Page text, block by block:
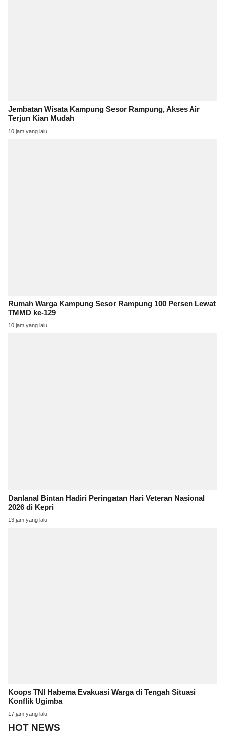
Jembatan Wisata Kampung Sesor Rampung, Akses Air
Terjun Kian Mudah
10 jam yang lalu
Rumah Warga Kampung Sesor Rampung 100 Persen Lewat
TMMD ke-129
10 jam yang lalu
Danlanal Bintan Hadiri Peringatan Hari Veteran Nasional
2026 di Kepri
13 jam yang lalu
Koops TNI Habema Evakuasi Warga di Tengah Situasi
Konflik Ugimba
17 jam yang lalu
HOT NEWS